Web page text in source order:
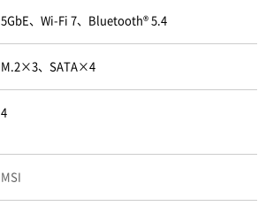
5GbE、Wi-Fi 7、Bluetooth® 5.4
M.2×3、SATA×4
4
MSI